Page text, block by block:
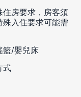
房要求，房客須
入住要求可能需
籃/嬰兒床
式